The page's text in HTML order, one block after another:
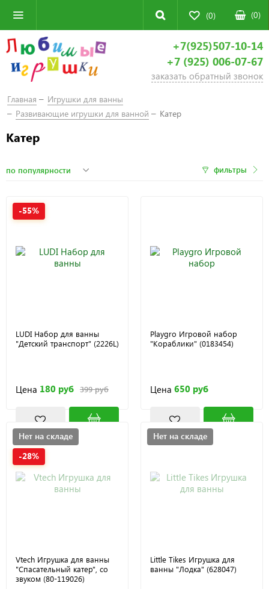
(0) (0)
+7(925)507-10-14
+7 (925) 006-07-67
заказать обратный звонок
Главная
Игрушки для ванны
Развивающие игрушки для ванной
Катер
Катер
фильтры
-55%
LUDI Набор для ванны
"Детский транспорт" (2226L)
Цена 180 руб 399 руб
Playgro Игровой набор
"Кораблики" (0183454)
Цена 650 руб
Нет на складе
-28%
Vtech Игрушка для ванны
"Спасательный катер", со
звуком (80-119026)
Нет на складе
Little Tikes Игрушка для
ванны "Лодка" (628047)